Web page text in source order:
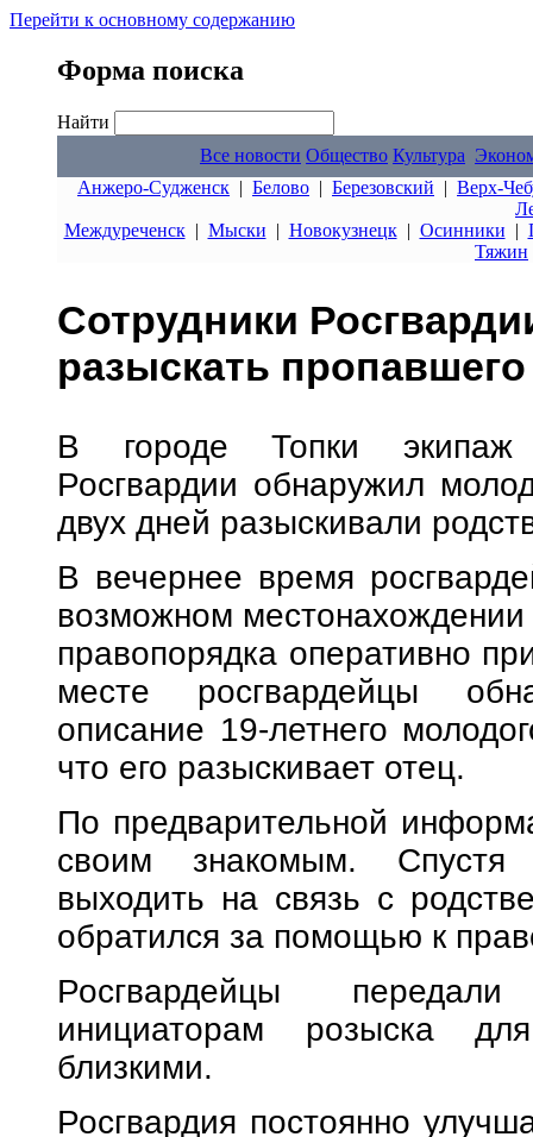
Перейти к основному содержанию
Форма поиска
Найти
Все новости Общество Культура
Анжеро-Судженск | Белово | Березовский | Верх-
Междуреченск| Мыски | Новокузнецк| Осинники |
Тяжин
Сотрудники
разыскать
В городе Топки экипаж
Росгвардии обнаружил
двух дней разыскивали
В вечернее время
возможном
правопорядка оперативно
месте росгвардейцы
описание 19-летнего
что его разыскивает отец.
По предварительной
своим знакомым. Спустя
выходить на связь с
обратился за помощью к
Росгвардейцы
инициаторам розыска
близкими.
Росгвардия постоянно